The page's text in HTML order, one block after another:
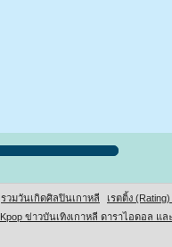
รวมวันเกิดศิลปินเกาหลี เรตติ้ง
Kpop ข่าวบันเทิงเกาหลี ดาราไอดอล แ